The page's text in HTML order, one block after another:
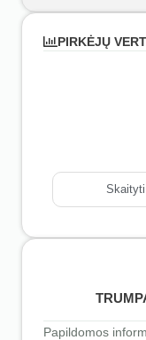
PIRKĖJŲ
Skaityti
Papildomos